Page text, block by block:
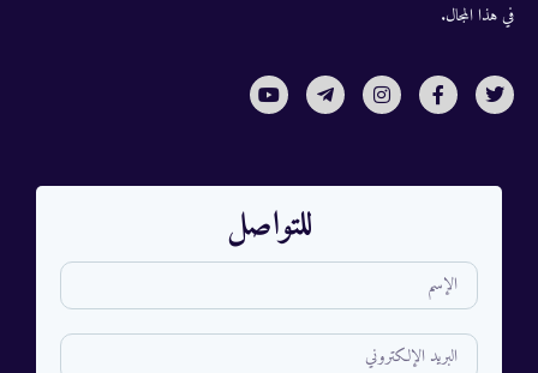
في هذا المجال.
للتواصل